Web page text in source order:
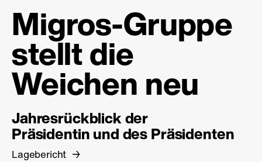
Migros-Gruppe
stellt die
Weichen neu
Jahresrückblick der
Präsidentin und des Präsidenten
Lagebericht